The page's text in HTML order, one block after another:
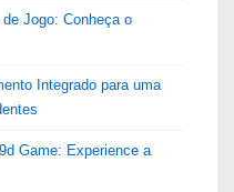
Jogo: Conheça o
Integrado para uma
Game: Experience a